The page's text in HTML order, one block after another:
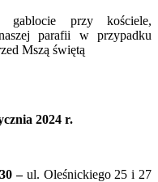
przy kościele,
parafii w przypadku
Mszą świętą
2024 r.
–ul. Oleśnickiego 25 i 27